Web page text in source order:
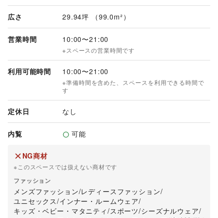
広さ 29.94坪 （99.0m²）
営業時間 10:00〜21:00
※スペースの営業時間です
利用可能時間 10:00〜21:00
※準備時間を含めた、スペースを利用できる時間で
す
定休日 なし
内覧 可能
NG商材
※このスペースでは扱えない商材です
ファッション
メンズファッション/レディースファッション/
ユニセックス/インナー・ルームウェア/
キッズ・ベビー・マタニティ /スポーツ/シーズナルウェア/